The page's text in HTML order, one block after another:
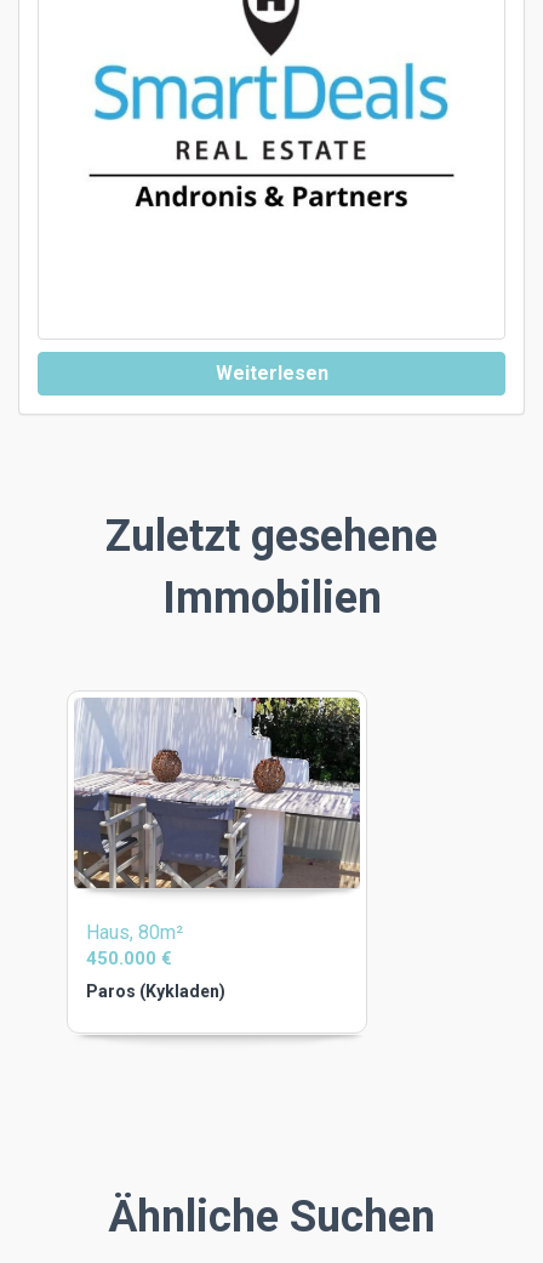
Weiterlesen
Zuletzt gesehene
Immobilien
Haus, 80m²
450.000 €
Paros (Kykladen)
Ähnliche Suchen